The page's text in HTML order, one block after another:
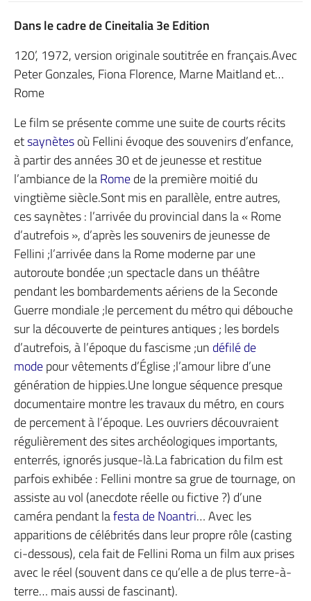
Dans le cadre de Cineitalia 3e Edition
120’, 1972, version originale soutitrée en français.Avec
Peter Gonzales, Fiona Florence, Marne Maitland et…
Rome
Le film se présente comme une suite de courts récits
etsaynètesoù Fellini évoque des souvenirs d’enfance,
à partir des années 30 et de jeunesse et restitue
l’ambiance de laRomede la première moitié du
vingtième siècle.Sont mis en parallèle, entre autres,
ces saynètes : l’arrivée du provincial dans la « Rome
d’autrefois », d’après les souvenirs de jeunesse de
Fellini ;l’arrivée dans la Rome moderne par une
autoroute bondée ;un spectacle dans un théâtre
pendant les bombardements aériens de la Seconde
Guerre mondiale ;le percement du métro qui débouche
sur la découverte de peintures antiques ; les bordels
d’autrefois, à l’époque du fascisme ;un défilé de
modepour vêtements d’Église ;l’amour libre d’une
génération de hippies.Une longue séquence presque
documentaire montre les travaux du métro, en cours
de percement à l’époque. Les ouvriers découvraient
régulièrement des sites archéologiques importants,
enterrés, ignorés jusque-là.La fabrication du film est
parfois exhibée : Fellini montre sa grue de tournage, on
assiste au vol (anecdote réelle ou fictive ?) d’une
caméra pendant lafesta de Noantri… Avec les
apparitions de célébrités dans leur propre rôle (casting
ci-dessous), cela fait de Fellini Roma un film aux prises
avec le réel (souvent dans ce qu’elle a de plus terre-à-
terre… mais aussi de fascinant).